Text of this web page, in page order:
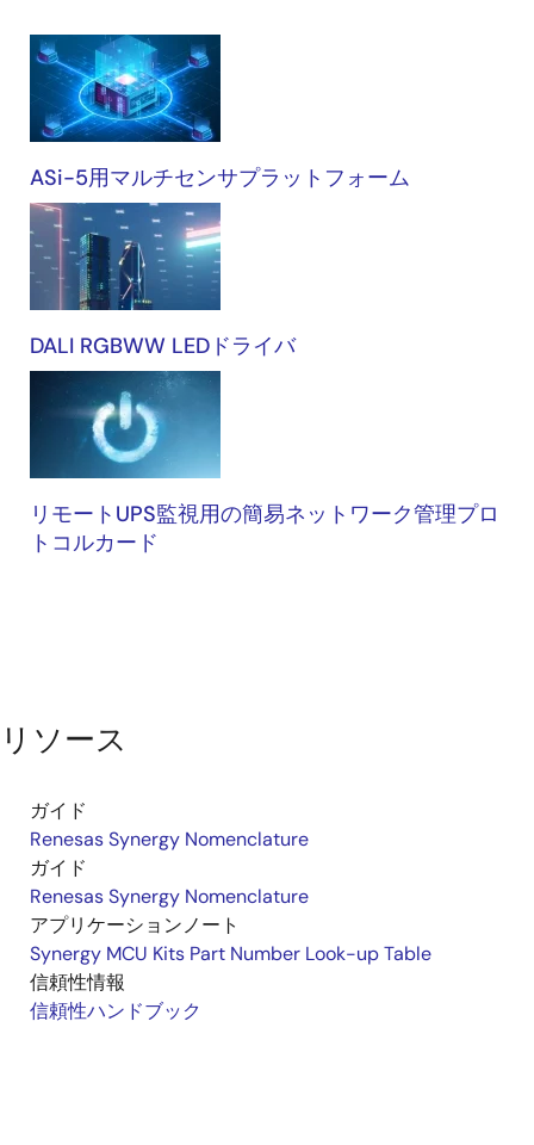
ア
プ
リ
ケ
ー
シ
ョ
ン
ASi-5用マルチセンサプラットフォーム
DALI RGBWW LEDドライバ
リモートUPS監視用の簡易ネットワーク管理プロ
トコルカード
リソース
ガイド
Renesas Synergy Nomenclature
ガイド
Renesas Synergy Nomenclature
アプリケーションノート
Synergy MCU Kits Part Number Look-up Table
信頼性情報
信頼性ハンドブック